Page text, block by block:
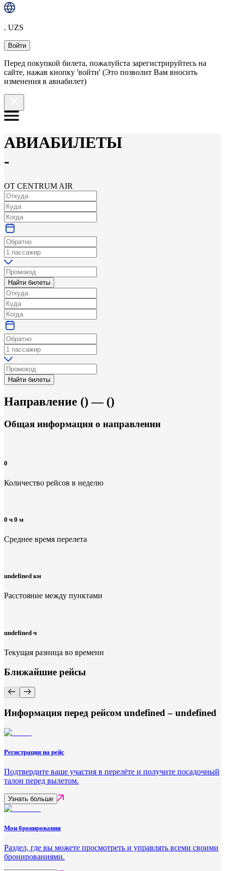
. UZS
Войти
Перед покупкой билета, пожалуйста зарегистрируйтесь на
сайте, нажав кнопку 'войти' (Это позволит Вам вносить
изменения в авиабилет)
АВИАБИЛЕТЫ
-
ОТ CENTRUM AIR
Найти билеты
Найти билеты
Направление () — ()
Общая информация о направлении
0
Количество рейсов в неделю
0 ч 0 м
Среднее время перелета
undefined км
Расстояние между пунктами
undefined ч
Текущая разница во времени
Ближайшие рейсы
Информация перед рейсом undefined – undefined
Регистрация на рейс
Подтвердите ваше участия в перелёте и получите посадочный
талон перед вылетом.
Узнать больше
Мои бронирования
Раздел, где вы можете просмотреть и управлять всеми своими
бронированиями.